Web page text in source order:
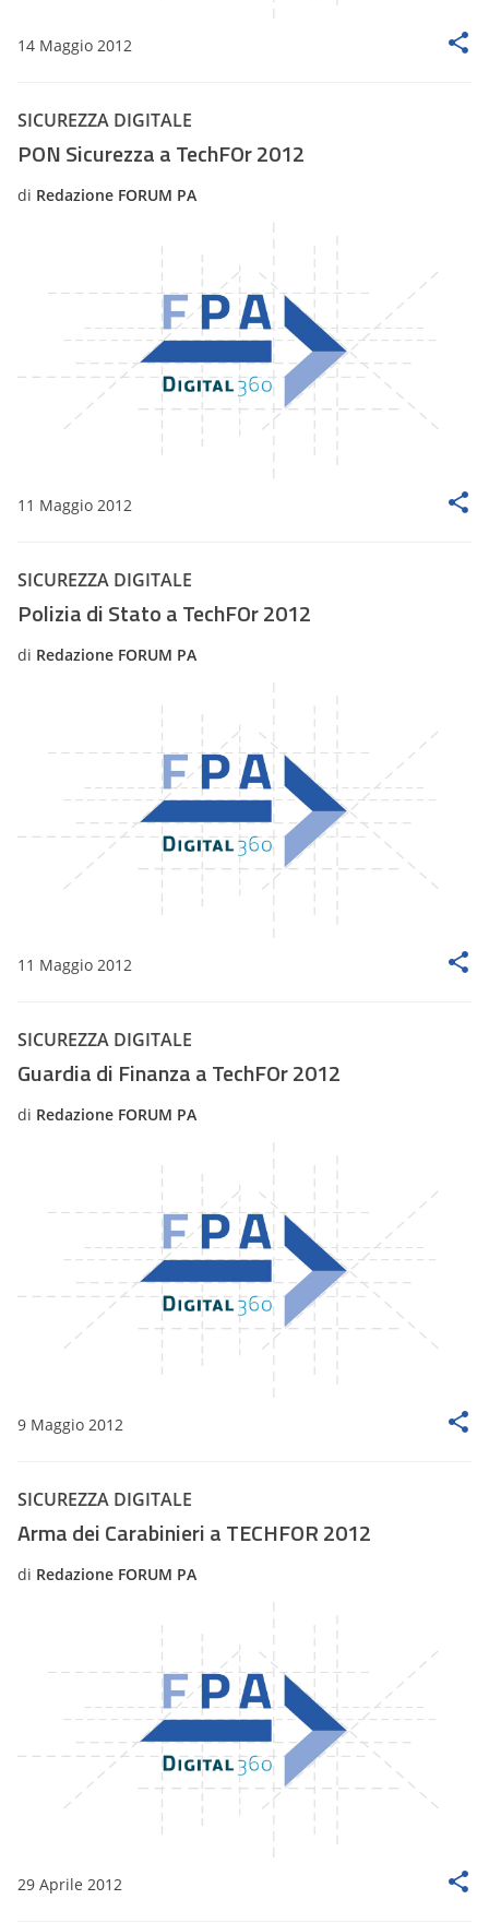
14 Maggio 2012
SICUREZZA DIGITALE
PON Sicurezza a TechFOr 2012
di Redazione FORUM PA
11 Maggio 2012
SICUREZZA DIGITALE
Polizia di Stato a TechFOr 2012
di Redazione FORUM PA
11 Maggio 2012
SICUREZZA DIGITALE
Guardia di Finanza a TechFOr 2012
di Redazione FORUM PA
9 Maggio 2012
SICUREZZA DIGITALE
Arma dei Carabinieri a TECHFOR 2012
di Redazione FORUM PA
29 Aprile 2012